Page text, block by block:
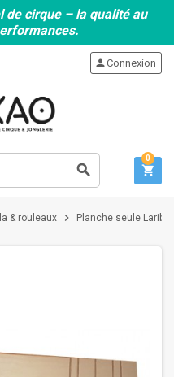
de cirque – la qualité au
search
personConnexion
shopping_cart
0
& rouleaux chevron_right Planche seule